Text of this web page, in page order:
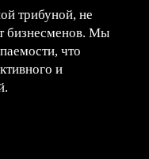
трибуной, не
бизнесменов. Мы
что
и